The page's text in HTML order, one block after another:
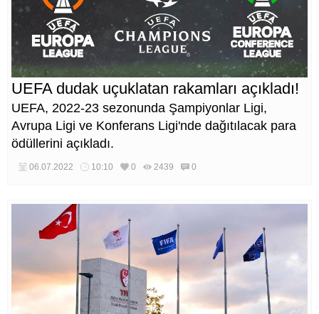
UEFA dudak uçuklatan rakamları açıkladı!
UEFA, 2022-23 sezonunda Şampiyonlar Ligi,
Avrupa Ligi ve Konferans Ligi'nde dağıtılacak para
ödüllerini açıkladı.
06.07.2022 10:10 0 2439 0